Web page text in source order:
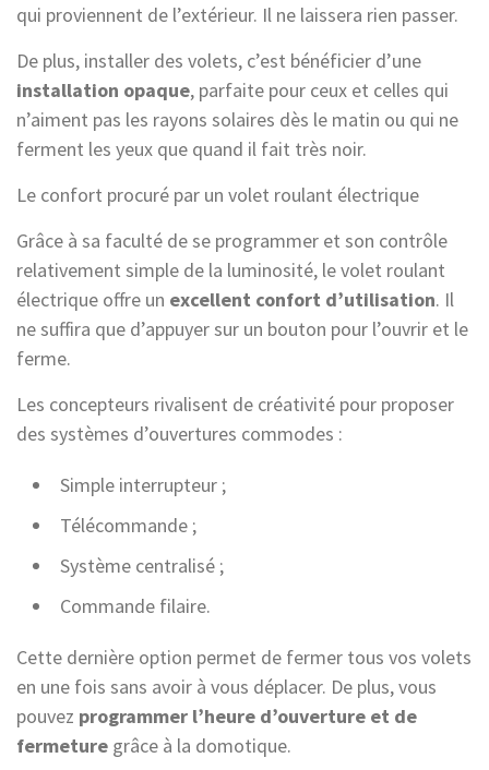
qui proviennent de l’extérieur. Il ne laissera rien passer.
De plus, installer des volets, c’est bénéficier d’une
installation opaque, parfaite pour ceux et celles qui
n’aiment pas les rayons solaires dès le matin ou qui ne
ferment les yeux que quand il fait très noir.
Le confort procuré par un volet roulant électrique
Grâce à sa faculté de se programmer et son contrôle
relativement simple de la luminosité, le volet roulant
électrique offre un excellent confort d’utilisation. Il
ne suffira que d’appuyer sur un bouton pour l’ouvrir et le
ferme.
Les concepteurs rivalisent de créativité pour proposer
des systèmes d’ouvertures commodes :
Simple interrupteur ;
Télécommande ;
Système centralisé ;
Commande filaire.
Cette dernière option permet de fermer tous vos volets
en une fois sans avoir à vous déplacer. De plus, vous
pouvez programmer l’heure d’ouverture et de
fermeture grâce à la domotique.